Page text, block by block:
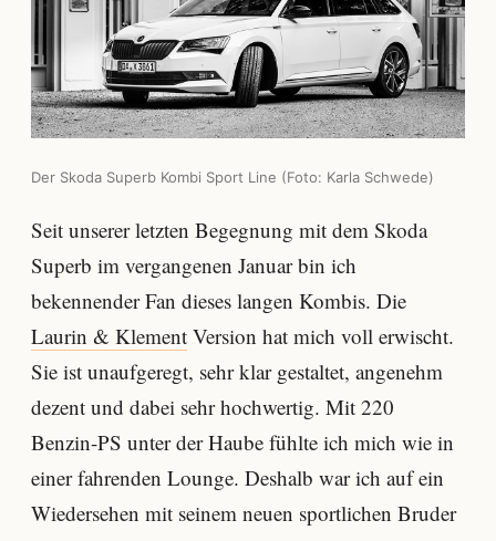
Der Skoda Superb Kombi Sport Line (Foto: Karla Schwede)
Seit unserer letzten Begegnung mit dem Skoda
Superb im vergangenen Januar bin ich
bekennender Fan dieses langen Kombis. Die
Laurin & Klement Version hat mich voll erwischt.
Sie ist unaufgeregt, sehr klar gestaltet, angenehm
dezent und dabei sehr hochwertig. Mit 220
Benzin-PS unter der Haube fühlte ich mich wie in
einer fahrenden Lounge. Deshalb war ich auf ein
Wiedersehen mit seinem neuen sportlichen Bruder